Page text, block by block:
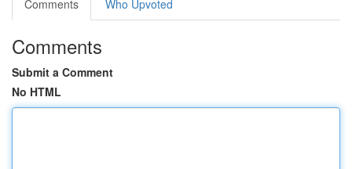
Comments
Who Upvoted
Comments
Submit a Comment
No HTML